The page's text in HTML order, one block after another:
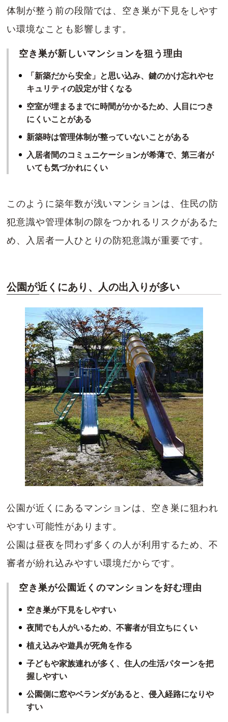
体制が整う前の段階では、空き巣が下見をしやす
い環境なことも影響します。
空き巣が新しいマンションを狙う理由
「新築だから安全」と思い込み、鍵のかけ忘れやセ
キュリティの設定が甘くなる
空室が埋まるまでに時間がかかるため、人目につき
にくいことがある
新築時は管理体制が整っていないことがある
入居者間のコミュニケーションが希薄で、第三者が
いても気づかれにくい
このように築年数が浅いマンションは、住民の防
犯意識や管理体制の隙をつかれるリスクがあるた
め、入居者一人ひとりの防犯意識が重要です。
公園が近くにあり、人の出入りが多い
公園が近くにあるマンションは、空き巣に狙われ
やすい可能性があります。
公園は昼夜を問わず多くの人が利用するため、不
審者が紛れ込みやすい環境だからです。
空き巣が公園近くのマンションを好む理由
空き巣が下見をしやすい
夜間でも人がいるため、不審者が目立ちにくい
植え込みや遊具が死角を作る
子どもや家族連れが多く、住人の生活パターンを把
握しやすい
公園側に窓やベランダがあると、侵入経路になりや
すい